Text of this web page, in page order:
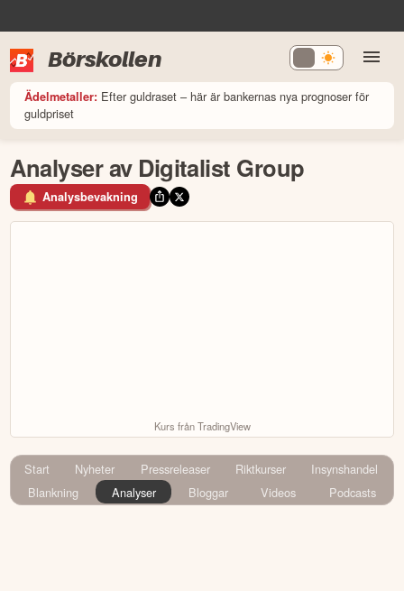
Börskollen
Ädelmetaller: Efter guldraset – här är bankernas nya prognoser för
guldpriset
Analyser av Digitalist Group
Analysbevakning
Kurs från TradingView
Start Nyheter Pressreleaser Riktkurser
Insynshandel
Blankning
Analyser Bloggar Videos Podcasts